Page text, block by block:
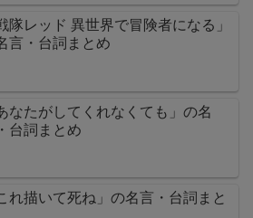
隊レッド 異世界で冒険者になる」
言・台詞まとめ
なたがしてくれなくても」の名
台詞まとめ
れ描いて死ね」の名言・台詞まと